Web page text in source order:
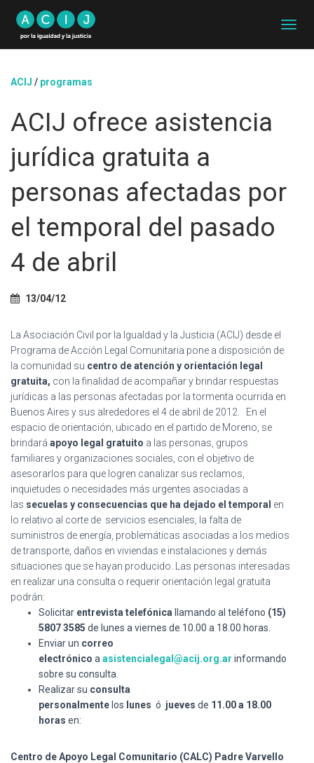
A
ACIJ / programas
ACIJ ofrece asistencia
jurídica gratuita a
personas afectadas por
el temporal del pasado
4 de abril
13/04/12
La Asociación Civil por la Igualdad y la Justicia (ACIJ) desde el
Programa de Acción Legal Comunitaria pone a disposición de
la comunidad su centro de atención y orientación legal
gratuita, con la finalidad de acompañar y brindar respuestas
jurídicas a las personas afectadas por la tormenta ocurrida en
Buenos Aires y sus alrededores el 4 de abril de 2012. En el
espacio de orientación, ubicado en el partido de Moreno, se
brindará apoyo legal gratuito a las personas, grupos
familiares y organizaciones sociales, con el objetivo de
asesorarlos para que logren canalizar sus reclamos,
inquietudes o necesidades más urgentes asociadas a
las secuelas y consecuencias que ha dejado el temporal en
lo relativo al corte de servicios esenciales, la falta de
suministros de energía, problemáticas asociadas a los medios
de transporte, daños en viviendas e instalaciones y demás
situaciones que se hayan producido. Las personas interesadas
en realizar una consulta o requerir orientación legal gratuita
podrán:
Solicitar entrevista telefónica llamando al teléfono (15)
5807 3585 de lunes a viernes de 10.00 a 18.00 horas.
Enviar un correo
electrónico a asistencialegal@acij.org.ar informando
sobre su consulta.
Realizar su consulta
personalmente los lunes ó jueves de 11.00 a 18.00
horas en:
Centro de Apoyo Legal Comunitario (CALC) Padre Varvello